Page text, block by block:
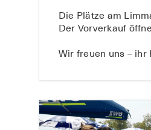
Die Plätze am
Der Vorverkauf
Wir freuen uns – ihr